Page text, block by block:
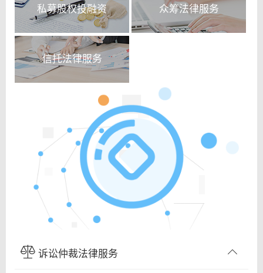
私募股权投融资 众筹法律服务
信托法律服务
诉讼仲裁法律服务